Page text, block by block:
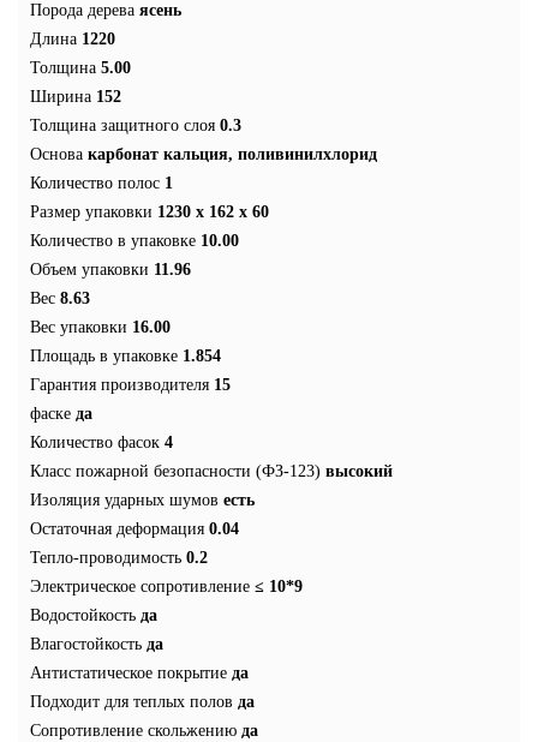
Порода дерева ясень
Длина 1220
Толщина 5.00
Ширина 152
Толщина защитного слоя 0.3
Основа карбонат кальция, поливинилхлорид
Количество полос 1
Размер упаковки 1230 x 162 x 60
Количество в упаковке 10.00
Объем упаковки 11.96
Вес 8.63
Вес упаковки 16.00
Площадь в упаковке 1.854
Гарантия производителя 15
фаске да
Количество фасок 4
Класс пожарной безопасности (ФЗ-123) высокий
Изоляция ударных шумов есть
Остаточная деформация 0.04
Тепло-проводимость 0.2
Электрическое сопротивление ≤ 10*9
Водостойкость да
Влагостойкость да
Антистатическое покрытие да
Подходит для теплых полов да
Сопротивление скольжению да